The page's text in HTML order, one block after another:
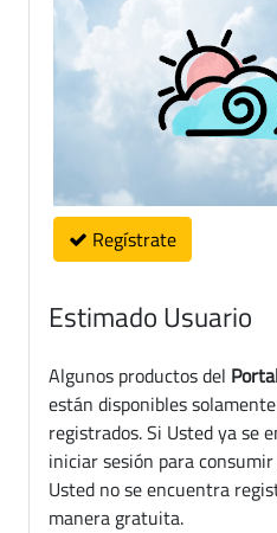
Regístrate
Estimado Usuario
Algunos productos del
están disponibles
registrados. Si Usted ya se
iniciar sesión para
Usted no se encuentra
manera gratuita.